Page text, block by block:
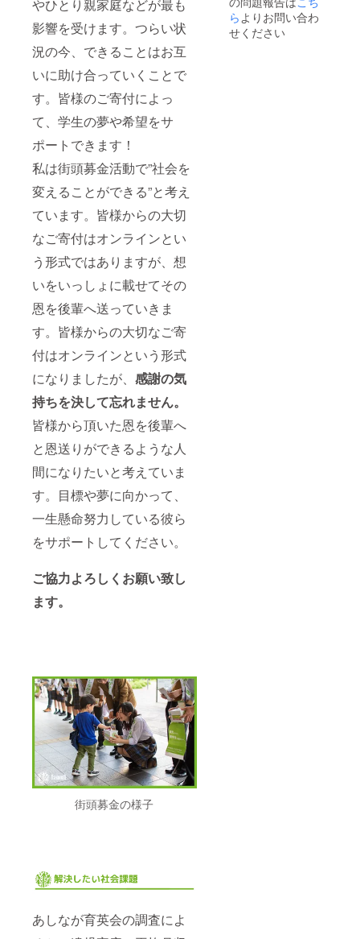
やひとり親家庭などが最も
影響を受けます。つらい状
況の今、できることはお互
いに助け合っていくことで
す。皆様のご寄付によっ
て、学生の夢や希望をサ
ポートできます！
私は街頭募金活動で”社会を
変えることができる”と考え
ています。皆様からの大切
なご寄付はオンラインとい
う形式ではありますが、想
いをいっしょに載せてその
恩を後輩へ送っていきま
す。皆様からの大切なご寄
付はオンラインという形式
になりましたが、 感謝の気
持ちを決して忘れません。
皆様から頂いた恩を後輩へ
と恩送りができるような人
間になりたいと考えていま
す。目標や夢に向かって、
一生懸命努力している彼ら
をサポートしてください。
ご協力よろしくお願い致し
ます。
街頭募金の様子
あしなが育英会の調査によ
ら よりお問い合わ
せください